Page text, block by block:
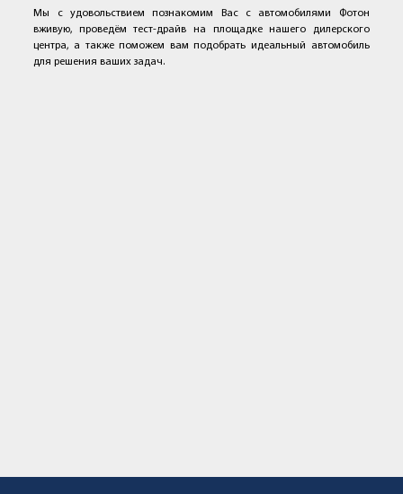
Мы с удовольствием познакомим Вас с автомобилями Фотон
вживую, проведём тест-драйв на площадке нашего дилерского
центра, а также поможем вам подобрать идеальный автомобиль
для решения ваших задач.